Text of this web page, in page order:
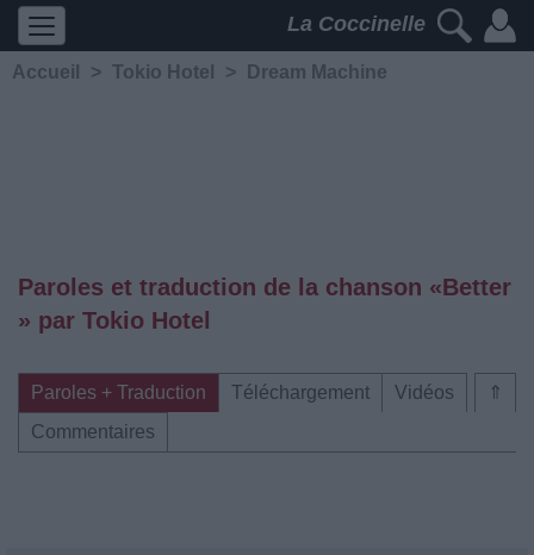
La Coccinelle
Accueil > Tokio Hotel > Dream Machine
Paroles et traduction de la chanson «Better
» par Tokio Hotel
⇑
Paroles + Traduction Téléchargement
Vidéos
Commentaires